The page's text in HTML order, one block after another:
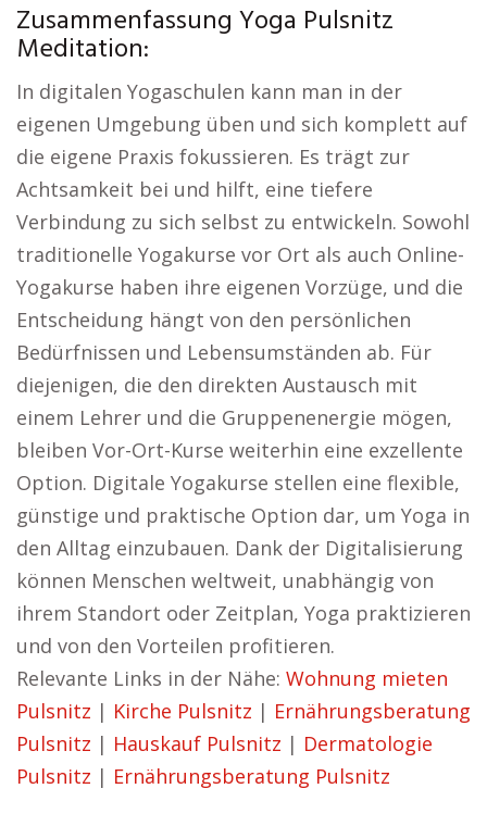
Zusammenfassung Yoga Pulsnitz
Meditation:
In digitalen Yogaschulen kann man in der
eigenen Umgebung üben und sich komplett auf
die eigene Praxis fokussieren. Es trägt zur
Achtsamkeit bei und hilft, eine tiefere
Verbindung zu sich selbst zu entwickeln. Sowohl
traditionelle Yogakurse vor Ort als auch Online-
Yogakurse haben ihre eigenen Vorzüge, und die
Entscheidung hängt von den persönlichen
Bedürfnissen und Lebensumständen ab. Für
diejenigen, die den direkten Austausch mit
einem Lehrer und die Gruppenenergie mögen,
bleiben Vor-Ort-Kurse weiterhin eine exzellente
Option. Digitale Yogakurse stellen eine flexible,
günstige und praktische Option dar, um Yoga in
den Alltag einzubauen. Dank der Digitalisierung
können Menschen weltweit, unabhängig von
ihrem Standort oder Zeitplan, Yoga praktizieren
und von den Vorteilen profitieren.
Relevante Links in der Nähe: Wohnung mieten
Pulsnitz | Kirche Pulsnitz | Ernährungsberatung
Pulsnitz | Hauskauf Pulsnitz | Dermatologie
Pulsnitz | Ernährungsberatung Pulsnitz